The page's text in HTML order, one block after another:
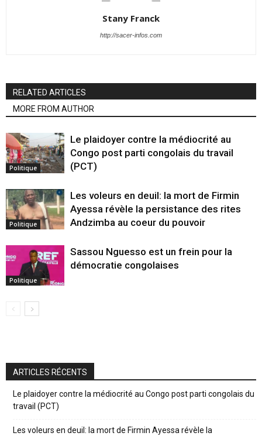
Stany Franck
http://sacer-infos.com
RELATED ARTICLES
MORE FROM AUTHOR
Politique
Le plaidoyer contre la médiocrité au
Congo post parti congolais du travail
(PCT)
Politique
Les voleurs en deuil: la mort de Firmin
Ayessa révèle la persistance des rites
Andzimba au coeur du pouvoir
Politique
Sassou Nguesso est un frein pour la
démocratie congolaises
ARTICLES RÉCENTS
Le plaidoyer contre la médiocrité au Congo post parti congolais du
travail (PCT)
Les voleurs en deuil: la mort de Firmin Ayessa révèle la